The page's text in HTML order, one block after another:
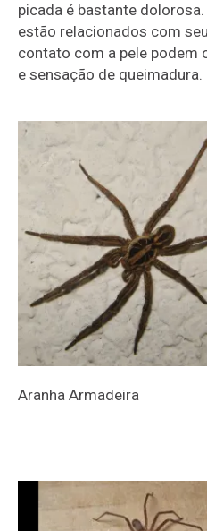
picada é bastante
estão relacionados com
contato com a pele podem
e sensação de queimadura.
Aranha Armadeira